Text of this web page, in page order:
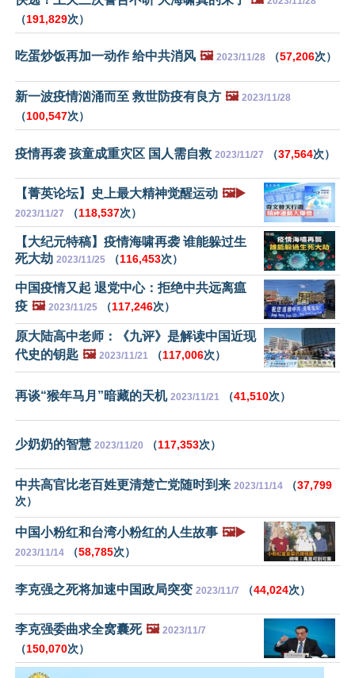
（191,829次）
吃蛋炒饭再加一动作 给中共消风 🖼️ 2023/11/28 （57,206次）
新一波疫情汹涌而至 救世防疫有良方 🖼️ 2023/11/28
（100,547次）
疫情再袭 孩童成重灾区 国人需自救 2023/11/27 （37,564次）
【菁英论坛】史上最大精神觉醒运动 🖼️▶️
2023/11/27 （118,537次）
【大纪元特稿】疫情海啸再袭 谁能躲过生
死大劫 2023/11/25 （116,453次）
中国疫情又起 退党中心：拒绝中共远离瘟
疫 🖼️ 2023/11/25 （117,246次）
原大陆高中老师：《九评》是解读中国近现
代史的钥匙 🖼️ 2023/11/21 （117,006次）
再谈“猴年马月”暗藏的天机 2023/11/21 （41,510次）
少奶奶的智慧 2023/11/20 （117,353次）
中共高官比老百姓更清楚亡党随时到来 2023/11/14 （37,799
次）
中国小粉红和台湾小粉红的人生故事 🖼️▶️
2023/11/14 （58,785次）
李克强之死将加速中国政局突变 2023/11/7 （44,024次）
李克强委曲求全窝囊死 🖼️ 2023/11/7
（150,070次）